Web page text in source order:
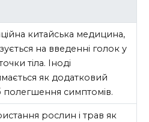
китайська медицина,
на введенні голок у
тіла. Іноді
як додатковий
полегшення симптомів.
рослин і трав як